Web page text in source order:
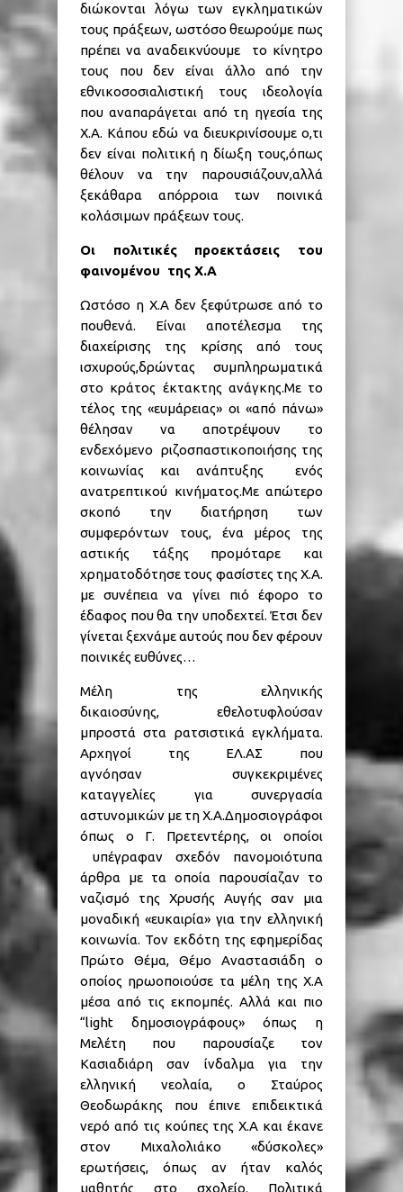
διώκονται λόγω των εγκληματικών
τους πράξεων, ωστόσο θεωρούμε πως
πρέπει να αναδεικνύουμε το κίνητρο
τους που δεν είναι άλλο από την
εθνικοσοσιαλιστική τους ιδεολογία
που αναπαράγεται από τη ηγεσία της
Χ.Α. Κάπου εδώ να διευκρινίσουμε ο,τι
δεν είναι πολιτική η δίωξη τους,όπως
θέλουν να την παρουσιάζουν,αλλά
ξεκάθαρα απόρροια των ποινικά
κολάσιμων πράξεων τους.
Οι πολιτικές προεκτάσεις του
φαινομένου της Χ.Α
Ωστόσο η Χ.Α δεν ξεφύτρωσε από το
πουθενά. Είναι αποτέλεσμα της
διαχείρισης της κρίσης από τους
ισχυρούς,δρώντας συμπληρωματικά
στο κράτος έκτακτης ανάγκης.Με το
τέλος της «ευμάρειας» οι «από πάνω»
θέλησαν να αποτρέψουν το
ενδεχόμενο ριζοσπαστικοποιήσης της
κοινωνίας και ανάπτυξης ενός
ανατρεπτικού κινήματος.Με απώτερο
σκοπό την διατήρηση των
συμφερόντων τους, ένα μέρος της
αστικής τάξης προμόταρε και
χρηματοδότησε τους φασίστες της Χ.Α.
με συνέπεια να γίνει πιό έφορο το
έδαφος που θα την υποδεχτεί. Έτσι δεν
γίνεται ξεχνάμε αυτούς που δεν φέρουν
ποινικές ευθύνες…
Μέλη της ελληνικής
δικαιοσύνης, εθελοτυφλούσαν
μπροστά στα ρατσιστικά εγκλήματα.
Αρχηγοί της ΕΛ.ΑΣ που
αγνόησαν συγκεκριμένες
καταγγελίες για συνεργασία
αστυνομικών με τη Χ.Α.Δημοσιογράφοι
όπως ο Γ. Πρετεντέρης, οι οποίοι
υπέγραφαν σχεδόν πανομοιότυπα
άρθρα με τα οποία παρουσίαζαν το
ναζισμό της Χρυσής Αυγής σαν μια
μοναδική «ευκαιρία» για την ελληνική
κοινωνία. Τον εκδότη της εφημερίδας
Πρώτο Θέμα, Θέμο Αναστασιάδη ο
οποίος ηρωοποιούσε τα μέλη της Χ.Α
μέσα από τις εκπομπές. Αλλά και πιο
“light δημοσιογράφους» όπως η
Μελέτη που παρουσίαζε τον
Κασιαδιάρη σαν ίνδαλμα για την
ελληνική νεολαία, ο Σταύρος
Θεοδωράκης που έπινε επιδεικτικά
νερό από τις κούπες της Χ.Α και έκανε
στον Μιχαλολιάκο «δύσκολες»
ερωτήσεις, όπως αν ήταν καλός
μαθητής στο σχολείο. Πολιτικά